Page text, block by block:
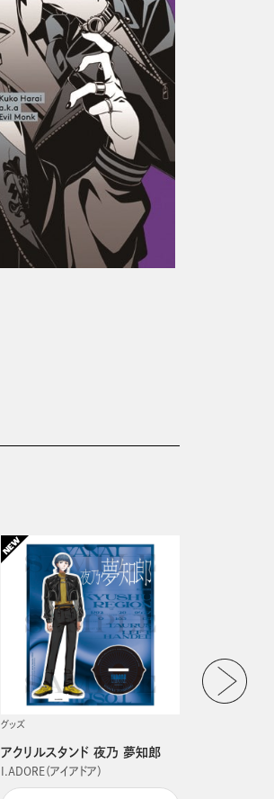
グッズ
アクリルスタンド 夜乃 夢知郎
I.ADORE（アイアドア）